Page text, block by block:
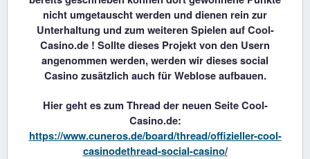
nicht umgetauscht werden und dienen rein zur
Unterhaltung und zum weiteren Spielen auf Cool-
Casino.de ! Sollte dieses Projekt von den Usern
angenommen werden, werden wir dieses social
Casino zusätzlich auch für Weblose aufbauen.
Hier geht es zum Thread der neuen Seite Cool-
Casino.de:
https://www.cuneros.de/board/thread/offizieller-cool-
casinodethread-social-casino/